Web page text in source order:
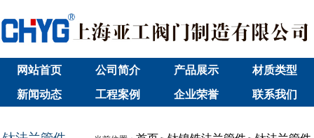
网站首页 公司简介 产品展示 材质类型
新闻动态 工程案例 企业荣誉 联系我们